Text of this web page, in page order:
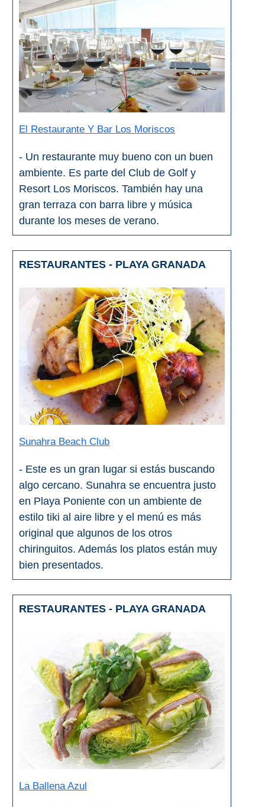
El Restaurante Y Bar Los Moriscos
- Un restaurante muy bueno con un buen
ambiente. Es parte del Club de Golf y
Resort Los Moriscos. También hay una
gran terraza con barra libre y música
durante los meses de verano.
RESTAURANTES - PLAYA GRANADA
Sunahra Beach Club
- Este es un gran lugar si estás buscando
algo cercano. Sunahra se encuentra justo
en Playa Poniente con un ambiente de
estilo tiki al aire libre y el menú es más
original que algunos de los otros
chiringuitos. Además los platos están muy
bien presentados.
RESTAURANTES - PLAYA GRANADA
La Ballena Azul